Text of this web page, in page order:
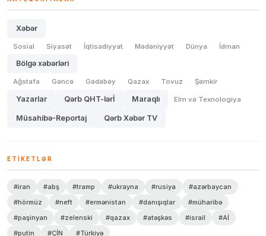
Xəbər
Sosial Siyasət İqtisadiyyat Mədəniyyət Dünya İdman
Bölgə xəbərləri
Ağstafa Gəncə Gədəbəy Qazax Tovuz Şəmkir
Yazarlar Qərb QHT-lərİ Maraqlı Elm və Texnologiya
Müsahibə-Reportaj Qərb Xəbər TV
ETIKETLƏR
#iran #abş #tramp #ukrayna #rusiya
#azərbaycan
#hörmüz
#neft #ermənistan #danışıqlar
#müharibə
#paşinyan
#zelenski #qazax #atəşkəs #israil
#Aİ
#putin
#ÇİN #Türkiyə